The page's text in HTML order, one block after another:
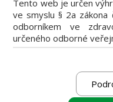
Inzerce
Předplatné / el. verze
Tento web je určen
ve smyslu § 2a
odborníkem ve
určeného odborné